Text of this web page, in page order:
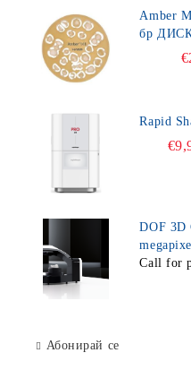
Amber Mill H98
бр
Rapid
DOF 3D
Call for
Абонирай се